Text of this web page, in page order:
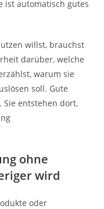
ist automatisch gutes
willst, brauchst
darüber, welche
warum sie
soll. Gute
Sie entstehen dort,
ohne
wird
oder